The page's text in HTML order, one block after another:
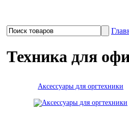
Техника для
Аксессуары для оргтехники